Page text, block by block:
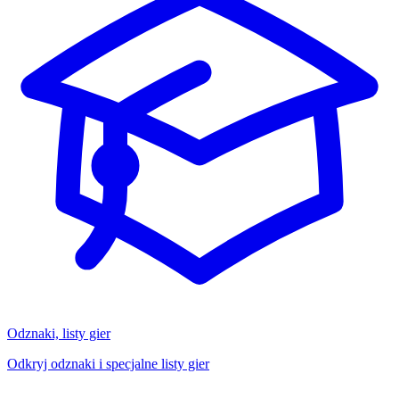
Odznaki, listy gier
Odkryj odznaki i specjalne listy gier